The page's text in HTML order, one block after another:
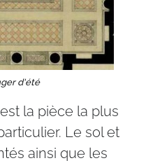
d'été
la pièce la plus
Le sol et
ainsi que les